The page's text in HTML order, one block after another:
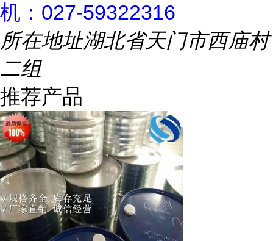
机：027-59322316
所在地址湖北省天门市西庙村
二组
推荐产品